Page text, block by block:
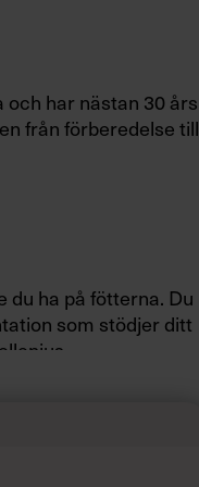
och har nästan 30 års
från förberedelse till
du ha på fötterna. Du
som stödjer ditt
att medarbetare